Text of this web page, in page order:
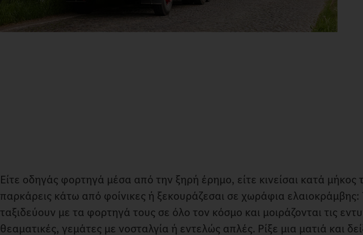
Είτε οδηγάς φορτηγά μέσα από την ξηρή έρημο, είτε κινείσαι κατά μήκος
παρκάρεις κάτω από φοίνικες ή ξεκουράζεσαι σε χωράφια ελαιοκράμβης:
ταξιδεύουν με τα φορτηγά τους σε όλο τον κόσμο και μοιράζονται τις
θεαματικές, γεμάτες με νοσταλγία ή εντελώς απλές. Ρίξε μια ματιά και